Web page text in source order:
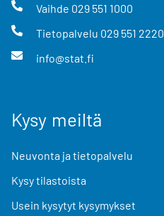
Vaihde 029 551 1000
Tietopalvelu 029 551 2220
info@stat.fi
Kysy meiltä
Neuvonta ja tietopalvelu
Kysy tilastoista
Usein kysytyt kysymykset